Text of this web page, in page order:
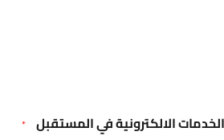
الالكترونية في المستقبل *